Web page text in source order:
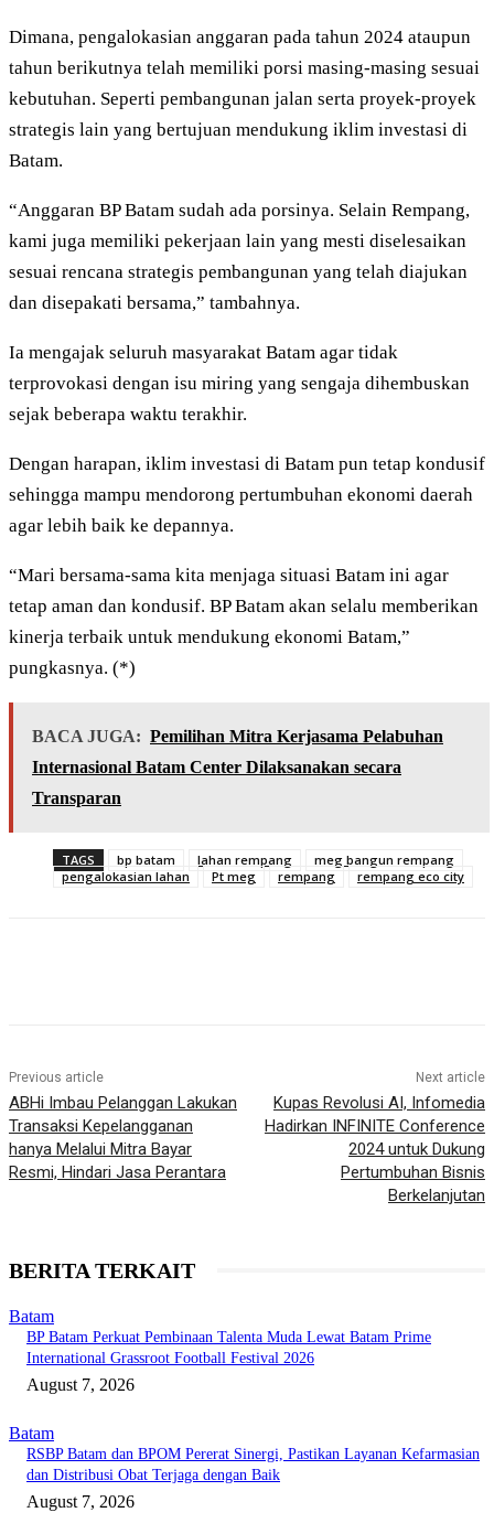
Dimana, pengalokasian anggaran pada tahun 2024 ataupun
tahun berikutnya telah memiliki porsi masing-masing sesuai
kebutuhan. Seperti pembangunan jalan serta proyek-proyek
strategis lain yang bertujuan mendukung iklim investasi di
Batam.
“Anggaran BP Batam sudah ada porsinya. Selain Rempang,
kami juga memiliki pekerjaan lain yang mesti diselesaikan
sesuai rencana strategis pembangunan yang telah diajukan
dan disepakati bersama,” tambahnya.
Ia mengajak seluruh masyarakat Batam agar tidak
terprovokasi dengan isu miring yang sengaja dihembuskan
sejak beberapa waktu terakhir.
Dengan harapan, iklim investasi di Batam pun tetap kondusif
sehingga mampu mendorong pertumbuhan ekonomi daerah
agar lebih baik ke depannya.
“Mari bersama-sama kita menjaga situasi Batam ini agar
tetap aman dan kondusif. BP Batam akan selalu memberikan
kinerja terbaik untuk mendukung ekonomi Batam,”
pungkasnya. (*)
BACA JUGA: Pemilihan Mitra Kerjasama Pelabuhan
Internasional Batam Center Dilaksanakan secara
Transparan
TAGS bp batam lahan rempang
meg bangun rempang
pengalokasian lahan
Pt meg rempang rempang eco city
Previous article
ABHi Imbau Pelanggan Lakukan
Transaksi Kepelangganan
hanya Melalui Mitra Bayar
Resmi, Hindari Jasa Perantara
Next article
Kupas Revolusi AI, Infomedia
Hadirkan INFINITE Conference
2024 untuk Dukung
Pertumbuhan Bisnis
Berkelanjutan
BERITA TERKAIT
Batam
BP Batam Perkuat Pembinaan Talenta Muda Lewat Batam Prime
International Grassroot Football Festival 2026
August 7, 2026
Batam
RSBP Batam dan BPOM Pererat Sinergi, Pastikan Layanan Kefarmasian
dan Distribusi Obat Terjaga dengan Baik
August 7, 2026